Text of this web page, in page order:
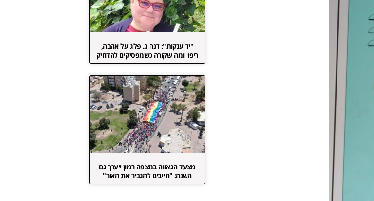
"יד ענקות": דנה ג. פלג על אהבה,
ריפוי ומה שקורה כשמפסיקים להדחיק
מצעד הגאווה במצפה רמון ייערך גם
השנה: "חייבים להגביר את האור"